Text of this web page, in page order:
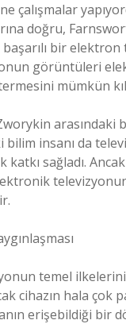
çalışmalar
doğru,
başarılı bir
görüntüleri
mümkün
arasındaki
bilim insanı da
katkı sağladı.
temel
cihazın hala çok
erişebildiği bir